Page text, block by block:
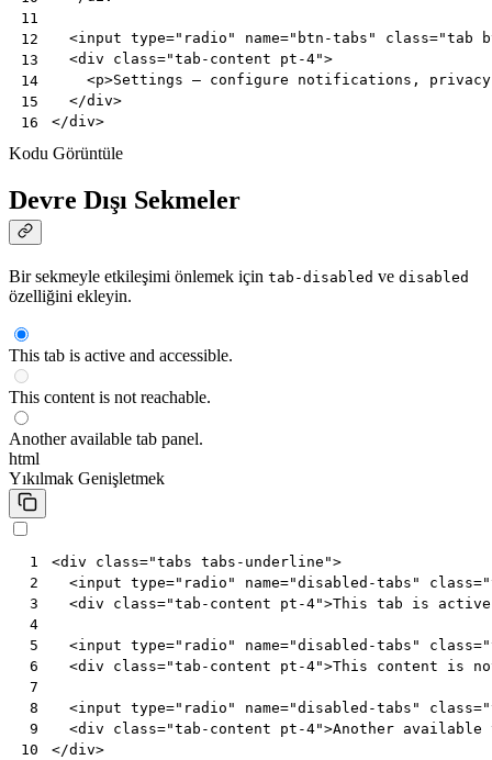
11
12
13
14
15
16
<input type="radio" name="btn-tabs" class="tab
<div class="tab-content pt-4">
<p>Settings — configure notifications,
</div>
</div>
Kodu Görüntüle
Devre Dışı Sekmeler
Bir sekmeyle etkileşimi önlemek için tab-disabled ve disabled
özelliğini ekleyin.
This tab is active and accessible.
This content is not reachable.
Another available tab panel.
html
Yıkılmak Genişletmek
1
2
3
4
5
6
7
8
9
10
<div class="tabs tabs-underline">
<input type="radio" name="disabled-tabs" class=
<div class="tab-content pt-4">This tab is active
<input type="radio" name="disabled-tabs" class=
<div class="tab-content pt-4">This content is
<input type="radio" name="disabled-tabs" class=
<div class="tab-content pt-4">Another available
</div>